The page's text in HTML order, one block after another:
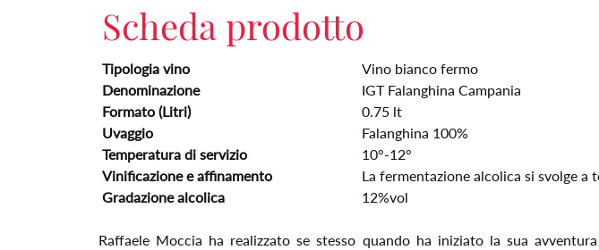
Scheda prodotto
Tipologia vino
Vino bianco fermo
Denominazione
IGT Falanghina Campania
Formato (Litri)
0.75 lt
Uvaggio
Falanghina 100%
Temperatura di servizio
10°-12°
Vinificazione e affinamento
La fermentazione alcolica si svolge
Gradazione alcolica
12%vol
Raffaele Moccia ha realizzato se stesso quando ha iniziato la sua